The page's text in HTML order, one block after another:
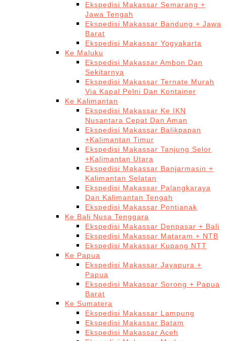
Ekspedisi Makassar Semarang +
Jawa Tengah
Ekspedisi Makassar Bandung + Jawa
Barat
Ekspedisi Makassar Yogyakarta
Ke Maluku
Ekspedisi Makassar Ambon Dan
Sekitarnya
Ekspedisi Makassar Ternate Murah
Via Kapal Pelni Dan Kontainer
Ke Kalimantan
Ekspedisi Makassar Ke IKN
Nusantara Cepat Dan Aman
Ekspedisi Makassar Balikpapan
+Kalimantan Timur
Ekspedisi Makassar Tanjung Selor
+Kalimantan Utara
Ekspedisi Makassar Banjarmasin +
Kalimantan Selatan
Ekspedisi Makassar Palangkaraya
Dan Kalimantan Tengah
Ekspedisi Makassar Pontianak
Ke Bali Nusa Tenggara
Ekspedisi Makassar Denpasar + Bali
Ekspedisi Makassar Mataram + NTB
Ekspedisi Makassar Kupang NTT
Ke Papua
Ekspedisi Makassar Jayapura +
Papua
Ekspedisi Makassar Sorong + Papua
Barat
Ke Sumatera
Ekspedisi Makassar Lampung
Ekspedisi Makassar Batam
Ekspedisi Makassar Aceh